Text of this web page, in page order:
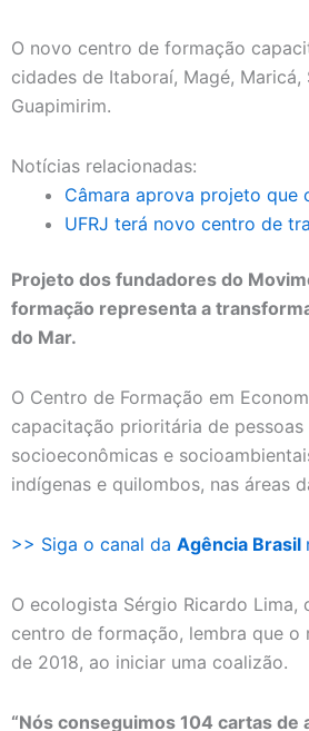
O novo centro de formação
cidades de Itaboraí, Magé,
Guapimirim.
Notícias relacionadas:
Câmara aprova projeto que
UFRJ terá novo centro de
Projeto dos fundadores do
formação representa a
do Mar.
O Centro de Formação em
capacitação prioritária de
socioeconômicas e
indígenas e quilombos, nas áreas
>> Siga o canal da Agência Brasil
O ecologista Sérgio Ricardo
centro de formação, lembra que
de 2018, ao iniciar uma coalizão.
“Nós conseguimos 104 cartas